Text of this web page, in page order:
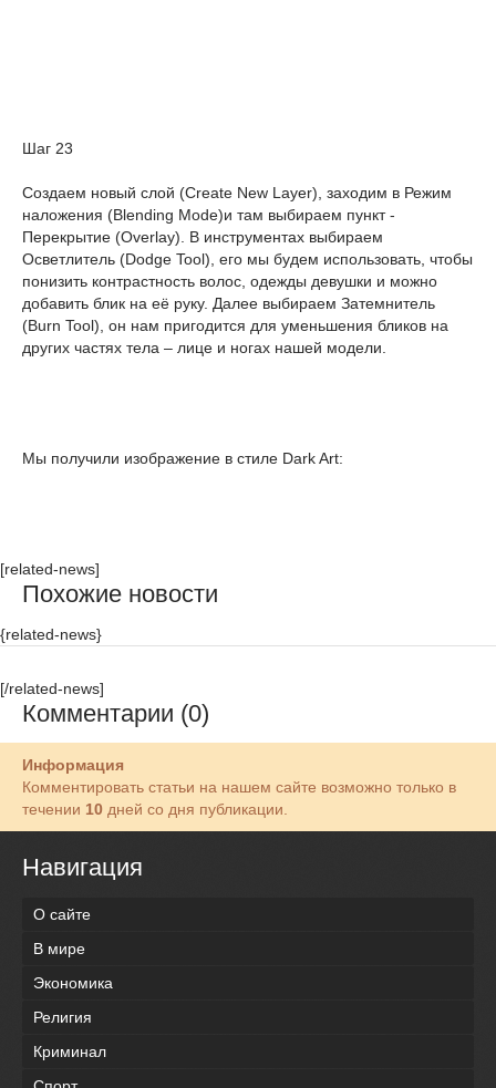
Шаг 23
Создаем новый слой (Create New Layer), заходим в Режим
наложения (Blending Mode)и там выбираем пункт -
Перекрытие (Overlay). В инструментах выбираем
Осветлитель (Dodge Tool), его мы будем использовать, чтобы
понизить контрастность волос, одежды девушки и можно
добавить блик на её руку. Далее выбираем Затемнитель
(Burn Tool), он нам пригодится для уменьшения бликов на
других частях тела – лице и ногах нашей модели.
Мы получили изображение в стиле Dark Art:
[related-news]
Похожие новости
{related-news}
[/related-news]
Комментарии (0)
Информация
Комментировать статьи на нашем сайте возможно только в
течении 10 дней со дня публикации.
Навигация
О сайте
В мире
Экономика
Религия
Криминал